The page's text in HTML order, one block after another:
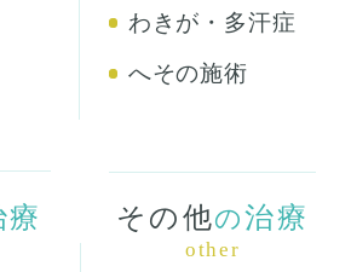
わきが・多汗症
へその施術
療 その他の治療
other